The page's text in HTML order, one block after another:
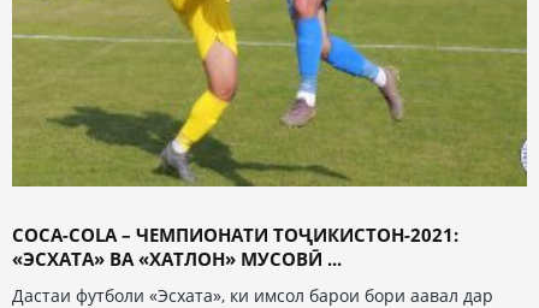
COCA-СOLA – ЧЕМПИОНАТИ ТОҶИКИСТОН-2021:
«ЭСХАТА» ВА «ХАТЛОН» МУСОВӢ ...
Дастаи футболи «Эсхата», ки имсол барои бори аавал дар